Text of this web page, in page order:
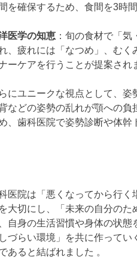
を確保するため、食間を3時
医学の知恵 ：旬の食材で「
、疲れには「なつめ」、む
ーケアを行うことが提案され
にユニークな視点として、姿
などの姿勢の乱れが顎への負
、歯科医院で姿勢診断や体
医院は「悪くなってから行く
大切にし、「未来の自分のた
自身の生活習慣や身体の状
づらい環境」を共に作って
あると結ばれました 。